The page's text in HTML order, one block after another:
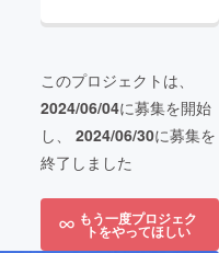
このプロジェクトは、
2024/06/04に募集を開始
し、 2024/06/30に募集を
終了しました
もう一度プロジェク
トをやってほしい